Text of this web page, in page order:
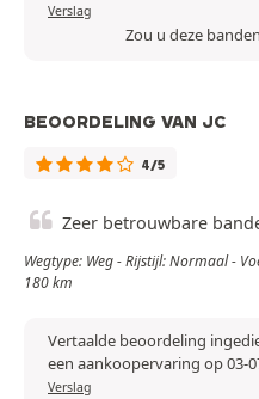
Verslag
Zou u deze
BEOORDELING VAN JC
4/5
Zeer betrouwbare
Wegtype: Weg - Rijstijl: Normaal -
180 km
Vertaalde beoordeling
een aankoopervaring op 03-
Verslag